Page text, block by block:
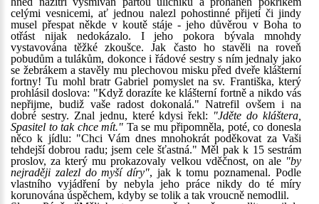
celými vesnicemi, ať jednou nalezl pohostinné přijetí či jindy
musel přespat někde v koutě stáje - jeho důvěrou v Boha to
otřást nijak nedokázalo. I jeho pokora bývala mnohdy
vystavována těžké zkoušce. Jak často ho stavěli na roveň
pobudům a tulákům, dokonce i řádové sestry s ním jednaly jako
se žebrákem a stavěly mu plechovou misku před dveře klášterní
fortny! Tu mohl bratr Gabriel pomyslet na sv. Františka, který
prohlásil doslova: "Když dorazíte ke klášterní fortně a nikdo vás
nepřijme, budiž vaše radost dokonalá." Natrefil ovšem i na
dobré sestry. Znal jednu, které kdysi řekl: "Jděte do kláštera,
Spasitel to tak chce mít." Ta se mu připomněla, poté, co donesla
něco k jídlu: "Chci Vám dnes mnohokrát poděkovat za Vaši
tehdejší dobrou radu; jsem cele šťastná." Měl pak k 15 sestrám
proslov, za který mu prokazovaly velkou vděčnost, on ale "by
nejraději zalezl do myší díry", jak k tomu poznamenal. Podle
vlastního vyjádření by nebyla jeho práce nikdy do té míry
korunována úspěchem, kdyby se tolik a tak vroucně nemodlil.